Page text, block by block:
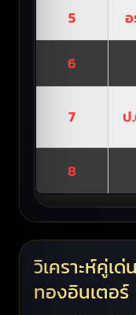
5
6
7 ป
8
วิเคราะห์คู่เ
ทองอินเตอร์